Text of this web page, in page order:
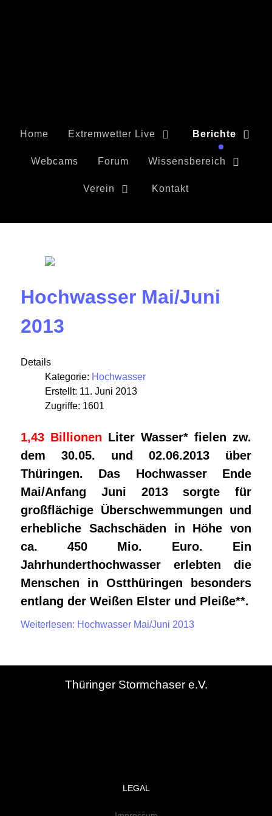
Home Extremwetter Live Berichte
Webcams Forum Wissensbereich
Verein Kontakt
Hochwasser Mai/Juni
2013
Details
Kategorie: Hochwasser
Erstellt: 11. Juni 2013
Zugriffe: 1601
1,43 Billionen Liter Wasser* fielen zw.
dem 30.05. und 02.06.2013 über
Thüringen. Das Hochwasser Ende
Mai/Anfang Juni 2013 sorgte für
großflächige Überschwemmungen und
erhebliche Sachschäden in Höhe von
ca. 450 Mio. Euro. Ein
Jahrhunderthochwasser erlebten die
Menschen in Ostthüringen besonders
entlang der Weißen Elster und Pleiße**.
Weiterlesen: Hochwasser Mai/Juni 2013
Thüringer Stormchaser e.V.
LEGAL